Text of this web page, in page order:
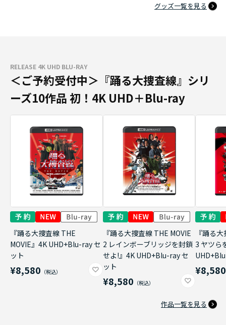
グッズ一覧を見る
RELEASE 4K UHD BLU-RAY
＜ご予約受付中＞『踊る大捜査線』シリ
ーズ10作品 初！4K UHD＋Blu-ray
『踊る大捜査線 THE
MOVIE』4K UHD+Blu-ray セ
ット
¥8,580
『踊る大捜査線 THE MOVIE
2 レインボーブリッジを封鎖
せよ!』4K UHD+Blu-ray セ
ット
¥8,580
『踊る
3 ヤツら
¥8,580
作品一覧を見る